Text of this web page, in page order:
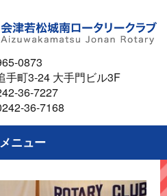
0873
手町3-24 大手門ビル3F
36-7227
36-7168
メニュー